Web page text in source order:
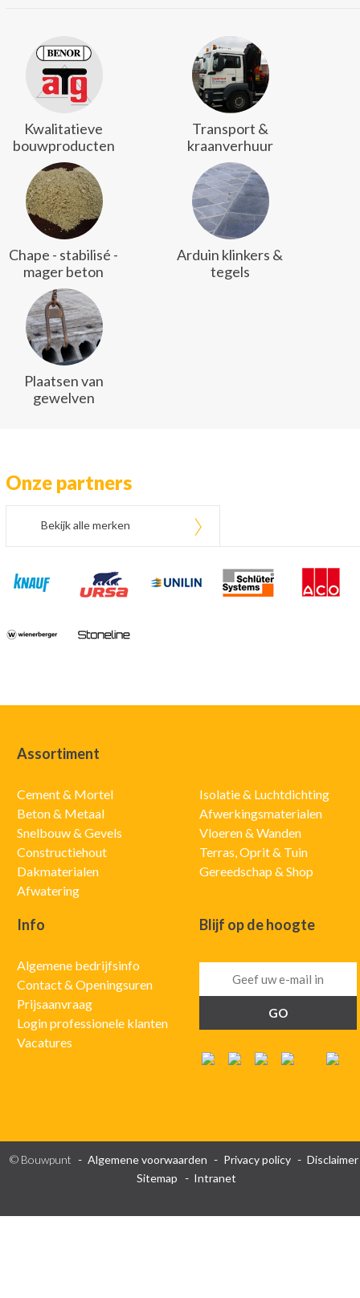
Kwalitatieve
bouwproducten
Transport &
kraanverhuur
Chape - stabilisé -
mager beton
Arduin klinkers &
tegels
Plaatsen van
gewelven
Onze partners
Bekijk alle merken
Assortiment
Cement & Mortel
Beton & Metaal
Snelbouw & Gevels
Constructiehout
Dakmaterialen
Afwatering
Isolatie & Luchtdichting
Afwerkingsmaterialen
Vloeren & Wanden
Terras, Oprit & Tuin
Gereedschap & Shop
Info
Algemene bedrijfsinfo
Contact & Openingsuren
Prijsaanvraag
Login professionele klanten
Vacatures
Blijf op de hoogte
© Bouwpunt Algemene voorwaarden Privacy policy
Disclaimer
Sitemap
Intranet